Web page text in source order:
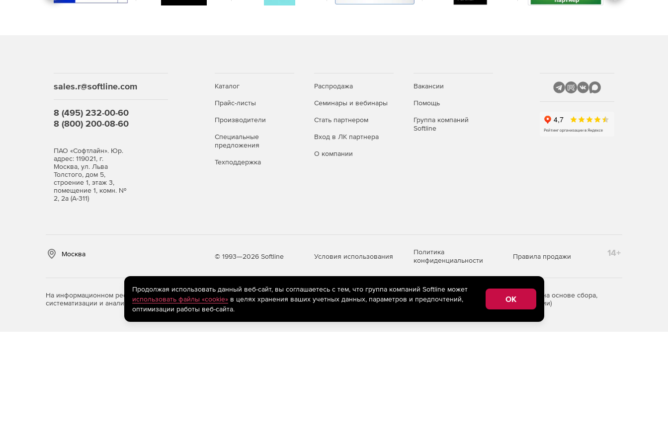
Покупайте курс «Дорожная техника: погрузчики» для подготовки квалифицированных операторов и
sales.r@softline.com
8 (495) 232-00-60
8 (800) 200-08-60
ПАО «Софтлайн». Юр.
адрес: 119021, г.
Москва, ул. Льва
Толстого, дом 5,
строение 1, этаж 3,
помещение 1, комн. №
2, 2а (А-311)
Каталог
Прайс-листы
Производители
Специальные
предложения
Техподдержка
Распродажа
Семинары и вебинары
Стать партнером
Вход в ЛК партнера
О компании
Вакансии
Помощь
Группа компаний
Softline
Москва © 1993—2026 Softline Условия использования
Политика
конфиденциальности
Правила продажи 14+
На информационном ресурсе store.softline.ru применяются рекомендательные технологии
(информационные технологии предоставления информации на основе сбора,
систематизации и анализа сведений, относящихся к предпочтениям пользователей сети «Интернет», находящихся на территории Российской Федерации)
Продолжая использовать данный веб-сайт, вы соглашаетесь с тем, что группа компаний Softline может
использовать файлы «cookie»в целях хранения ваших учетных данных, параметров и предпочтений,
оптимизации работы веб-сайта.
OK